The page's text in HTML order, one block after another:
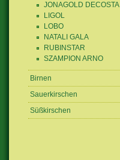
JONAGOLD DECOSTA
LIGOL
LOBO
NATALI GALA
RUBINSTAR
SZAMPION ARNO
Birnen
Sauerkirschen
Süßkirschen